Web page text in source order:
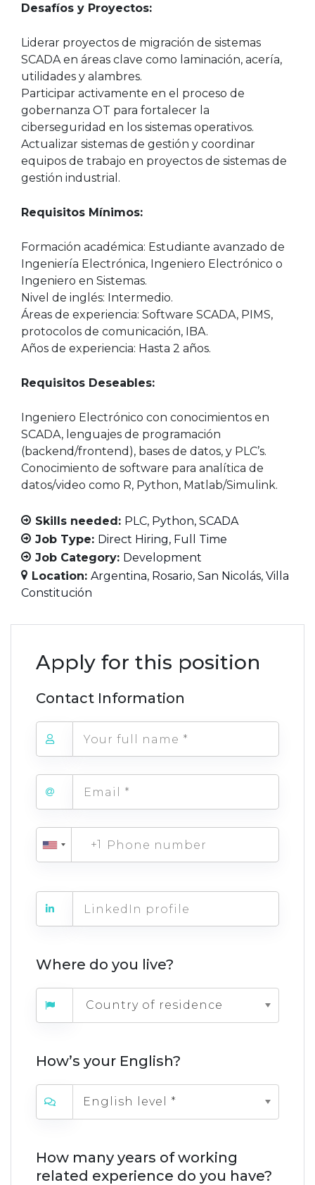
Desafíos y Proyectos:
Liderar proyectos de migración de sistemas
SCADA en áreas clave como laminación, acería,
utilidades y alambres.
Participar activamente en el proceso de
gobernanza OT para fortalecer la
ciberseguridad en los sistemas operativos.
Actualizar sistemas de gestión y coordinar
equipos de trabajo en proyectos de sistemas de
gestión industrial.
Requisitos Mínimos:
Formación académica: Estudiante avanzado de
Ingeniería Electrónica, Ingeniero Electrónico o
Ingeniero en Sistemas.
Nivel de inglés: Intermedio.
Áreas de experiencia: Software SCADA, PIMS,
protocolos de comunicación, IBA.
Años de experiencia: Hasta 2 años.
Requisitos Deseables:
Ingeniero Electrónico con conocimientos en
SCADA, lenguajes de programación
(backend/frontend), bases de datos, y PLC’s.
Conocimiento de software para analítica de
datos/video como R, Python, Matlab/Simulink.
Skills needed: PLC Python SCADA
Job Type: Direct Hiring Full Time
Job Category: Development
Location: Argentina Rosario San Nicolás Villa
Constitución
Apply for this position
Contact Information
+1
Where do you live?
Country of residence
How’s your English?
English level *
How many years of working
related experience do you have?